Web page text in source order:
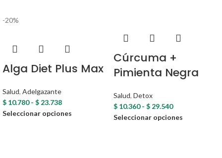
-20%
Alga Diet Plus Max
Salud, Adelgazante
$ 10.780 - $ 23.738
Seleccionar opciones
Cúrcuma +
Pimienta Negra
Salud, Detox
$ 10.360 - $ 29.540
Seleccionar opciones